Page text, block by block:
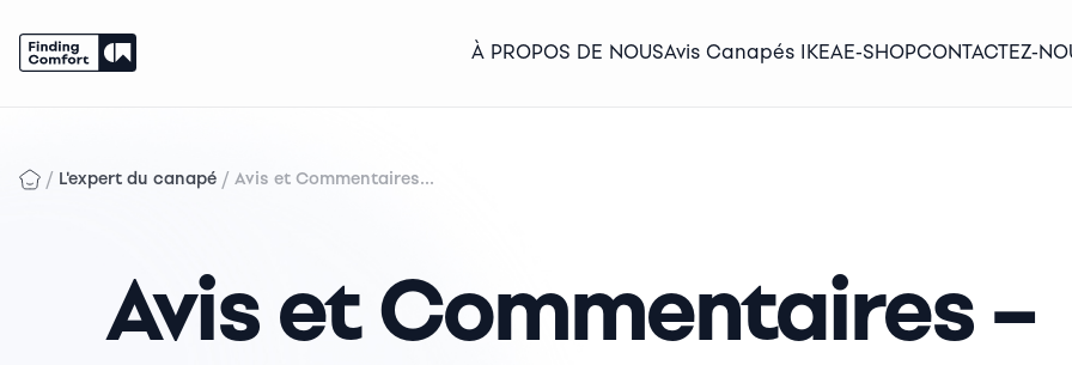
À PROPOS DE NOUSAvis Canapés IKEAE-SHOPCONTACTEZ-
content
/ L'expert du canapé / Avis et Commentaires...
Avis et Commentaires –